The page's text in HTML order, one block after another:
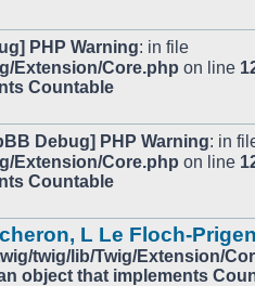
PHP Warning: in file
Extension/Core.php on line
Countable
Debug] PHP Warning: in
Extension/Core.php on line
Countable
L Le Floch-
twig/lib/Twig/Extension/
object that implements